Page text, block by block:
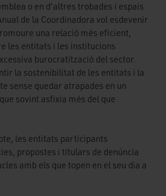
o en d'altres trobades i espais
de la Coordinadora vol esdevenir
una relació més eficient,
les entitats i les institucions
burocratització del sector.
la sostenibilitat de les entitats i la
sense quedar atrapades en un
sovint asfixia més del que
les entitats participants
propostes i titulars de denúncia
amb els que topen en el seu dia a